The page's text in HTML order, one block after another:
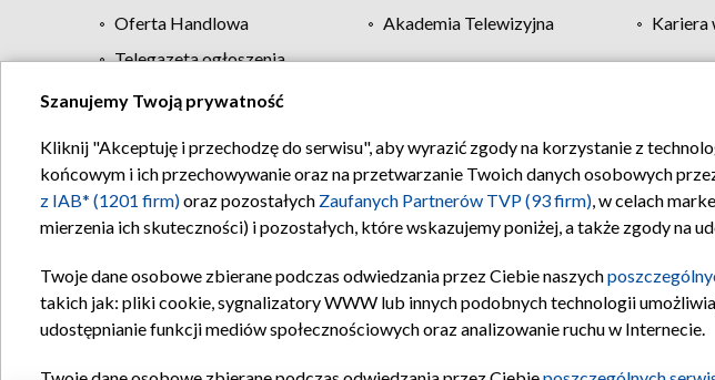
Oferta Handlowa
Akademia Telewizyjna Kariera
Telegazeta ogłoszenia
Regulamin TVP Polityka prywatności
Szanujemy Twoją prywatność
Kliknij "Akceptuję i przechodzę do serwisu", aby wyrazić zgody na korzystanie z
końcowym i ich przechowywanie oraz na przetwarzanie Twoich danych osobowych
z IAB* (1201 firm)oraz pozostałych Zaufanych Partnerów TVP (93 firm), w celach
mierzenia ich skuteczności) i pozostałych, które wskazujemy poniżej, a także zgody na
Twoje dane osobowe zbierane podczas odwiedzania przez Ciebie naszych
takich jak: pliki cookie, sygnalizatory WWW lub innych podobnych technologii
udostępnianie funkcji mediów społecznościowych oraz analizowanie ruchu w Internecie.